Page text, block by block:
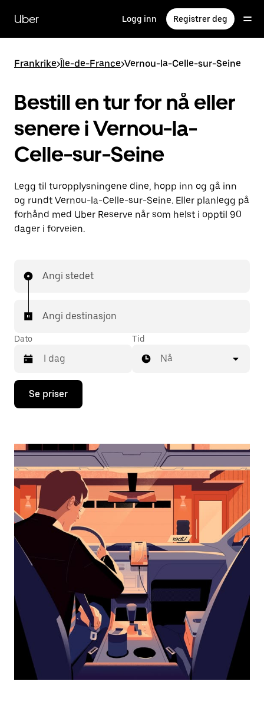
hovedinnholdet
Uber Logg inn Registrer deg
Frankrike>Île-de-France>Vernou-la-Celle-sur-Seine
Bestill en tur for nå eller
senere i Vernou-la-
Celle-sur-Seine
Legg til turopplysningene dine, hopp inn og gå inn
og rundt Vernou-la-Celle-sur-Seine. Eller planlegg på
forhånd med Uber Reserve når som helst i opptil 90
dager i forveien.
Angi stedet
Angi destinasjon
Dato
Trykk
piltast
åpne
og
velge
dato.
Trykk
på
Esc-
knappen
kalenderen.
Tid
Nå
Se priser